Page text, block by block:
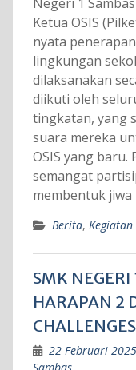
Negeri 1
Ketua OSIS
nyata
lingkungan
dilaksanakan
diikuti oleh
tingkatan, yang
suara mereka
OSIS yang
semangat
membentuk jiwa
Berita, Kegiatan
SMK NEGERI
HARAPAN 2
22 Februari 2025